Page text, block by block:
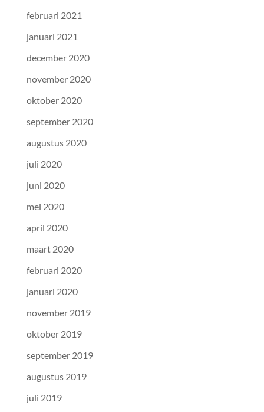
februari 2021
januari 2021
december 2020
november 2020
oktober 2020
september 2020
augustus 2020
juli 2020
juni 2020
mei 2020
april 2020
maart 2020
februari 2020
januari 2020
november 2019
oktober 2019
september 2019
augustus 2019
juli 2019